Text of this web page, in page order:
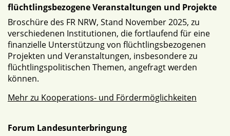
flüchtlingsbezogene Veranstaltungen und Projekte
Broschüre des FR NRW, Stand November 2025, zu
verschiedenen Institutionen, die fortlaufend für eine
finanzielle Unterstützung von flüchtlingsbezogenen
Projekten und Veranstaltungen, insbesondere zu
flüchtlingspolitischen Themen, angefragt werden
können.
Mehr zu Kooperations- und Fördermöglichkeiten
Forum Landesunterbringung